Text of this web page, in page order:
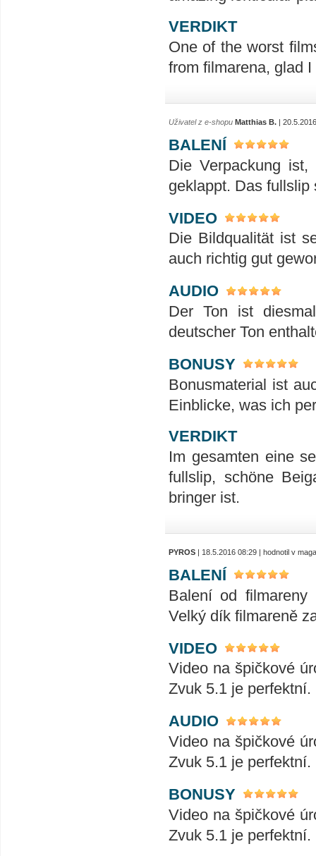
VERDIKT
One of the worst
from filmarena, glad
Uživatel z e-shopu Matthias B. |
BALENÍ
Die Verpackung
geklappt. Das
VIDEO
Die Bildqualität ist
auch richtig gut
AUDIO
Der Ton ist
deutscher Ton
BONUSY
Bonusmaterial ist
Einblicke, was ich
VERDIKT
Im gesamten eine
fullslip, schöne
bringer ist.
PYROS | 18.5.2016 08:29 | hodnotil v
BALENÍ
Balení od filmareny
Velký dík filmareně
VIDEO
Video na špičkové
Zvuk 5.1 je
AUDIO
Video na špičkové
Zvuk 5.1 je
BONUSY
Video na špičkové
Zvuk 5.1 je